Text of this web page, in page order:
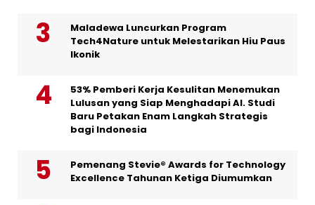
Maladewa Luncurkan Program
Tech4Nature untuk Melestarikan Hiu Paus
Ikonik
53% Pemberi Kerja Kesulitan Menemukan
Lulusan yang Siap Menghadapi AI. Studi
Baru Petakan Enam Langkah Strategis
bagi Indonesia
Pemenang Stevie® Awards for Technology
Excellence Tahunan Ketiga Diumumkan